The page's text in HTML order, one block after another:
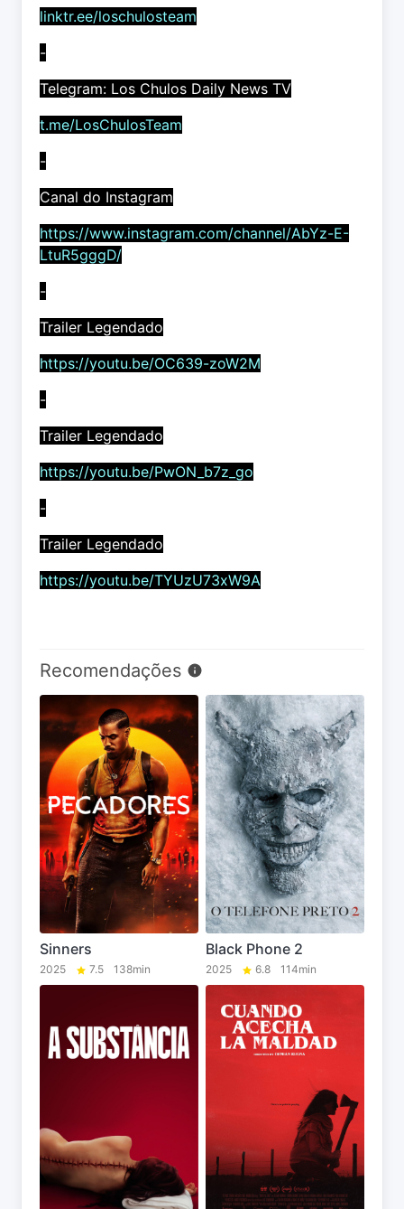
linktr.ee/loschulosteam
-
Telegram: Los Chulos Daily News TV
t.me/LosChulosTeam
-
Canal do Instagram
https://www.instagram.com/channel/AbYz-E-
LtuR5gggD/
-
Trailer Legendado
https://youtu.be/OC639-zoW2M
-
Trailer Legendado
https://youtu.be/PwON_b7z_go
-
Trailer Legendado
https://youtu.be/TYUzU73xW9A
Recomendações
Sinners
2025 7.5 138min
Black Phone 2
2025 6.8 114min